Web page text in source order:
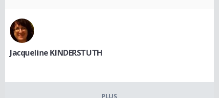
Jacqueline KINDERSTUTH
PLUS